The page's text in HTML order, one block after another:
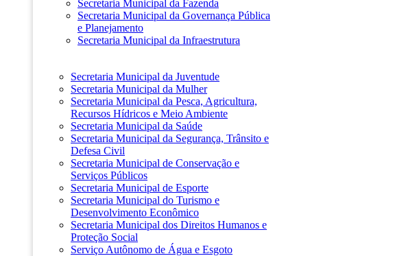
Secretaria Municipal da Fazenda
Secretaria Municipal da Governança Pública
e Planejamento
Secretaria Municipal da Infraestrutura
Secretaria Municipal da Juventude
Secretaria Municipal da Mulher
Secretaria Municipal da Pesca, Agricultura,
Recursos Hídricos e Meio Ambiente
Secretaria Municipal da Saúde
Secretaria Municipal da Segurança, Trânsito e
Defesa Civil
Secretaria Municipal de Conservação e
Serviços Públicos
Secretaria Municipal de Esporte
Secretaria Municipal do Turismo e
Desenvolvimento Econômico
Secretaria Municipal dos Direitos Humanos e
Proteção Social
Serviço Autônomo de Água e Esgoto